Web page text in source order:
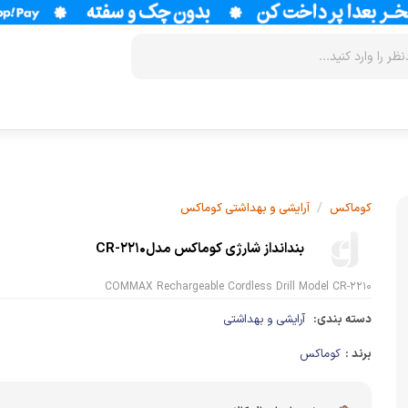
زودپز
وافل ساز
لوازم
کوماکس / آرایشی و بهداشتی کوماکس
بندانداز شارژی کوماکس مدلCR-2210
COMMAX Rechargeable Cordless Drill Model CR-2210
دسته بندی: آرایشی و بهداشتی
برند : کوماکس